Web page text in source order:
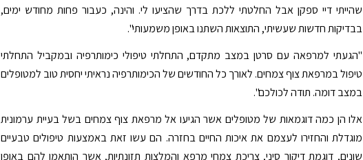
שהייתי דיי ספקן אבל החלטתי ללכת בדרך שהציעו לי. והינה, כעבור פחות מחודש ימים,
בבדיקות חדשות שעשיתי, התוצאות השתנו באופן משמעותי".
"הגעתי למרפאה עם סרטן במצב מתקדם, התחלתי טיפולי כימותרפיה ובמקביל התחלתי
טיפול במרפאת צוף צמחים. לאורך כל החודשים של הכימותרפיה נראיתי יחסית טוב למטופלים
במצב דומה. תודה לכולכם".
אלו הן כמה דוגמאות של מטופלים אשר הגיעו אל מרפאת צוף צמחים בשל בעיית ערמונית
מוגדלת והחזירו לעצמם את איכות החיים בחזרה. הם עשו זאת באמצעות טיפולים טבעיים
שונים, דוגמת דיקור סיני, צריכת צמחי מרפא והמלצות תזונתיות, אשר הותאמו להם באופן